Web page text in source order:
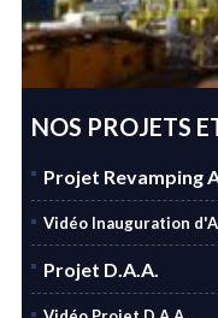
NOS PROJETS
Projet Revamping
Vidéo Inauguration
Projet D.A.A.